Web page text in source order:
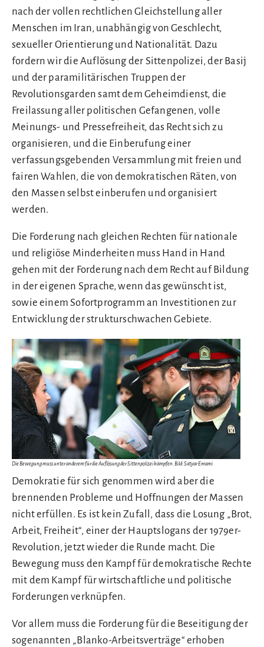
nach der vollen rechtlichen Gleichstellung aller
Menschen im Iran, unabhängig von Geschlecht,
sexueller Orientierung und Nationalität. Dazu
fordern wir die Auflösung der Sittenpolizei, der Basij
und der paramilitärischen Truppen der
Revolutionsgarden samt dem Geheimdienst, die
Freilassung aller politischen Gefangenen, volle
Meinungs- und Pressefreiheit, das Recht sich zu
organisieren, und die Einberufung einer
verfassungsgebenden Versammlung mit freien und
fairen Wahlen, die von demokratischen Räten, von
den Massen selbst einberufen und organisiert
werden.
Die Forderung nach gleichen Rechten für nationale
und religiöse Minderheiten muss Hand in Hand
gehen mit der Forderung nach dem Recht auf Bildung
in der eigenen Sprache, wenn das gewünscht ist,
sowie einem Sofortprogramm an Investitionen zur
Entwicklung der strukturschwachen Gebiete.
Die Bewegung muss unter anderem für die Auflösung der Sittenpolizei kämpfen. Bild: Satyar Emami
Demokratie für sich genommen wird aber die
brennenden Probleme und Hoffnungen der Massen
nicht erfüllen. Es ist kein Zufall, dass die Losung „Brot,
Arbeit, Freiheit“, einer der Hauptslogans der 1979er-
Revolution, jetzt wieder die Runde macht. Die
Bewegung muss den Kampf für demokratische Rechte
mit dem Kampf für wirtschaftliche und politische
Forderungen verknüpfen.
Vor allem muss die Forderung für die Beseitigung der
sogenannten „Blanko-Arbeitsverträge“ erhoben